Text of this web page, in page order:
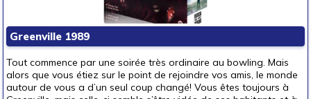
Greenville 1989
Tout commence par une soirée très ordinaire au bowling. Mais
alors que vous étiez sur le point de rejoindre vos amis, le monde
autour de vous a d’un seul coup changé! Vous êtes toujours à